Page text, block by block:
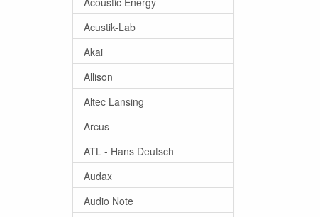
Acustik-Lab
Akai
Allison
Altec Lansing
Arcus
ATL - Hans Deutsch
Audax
Audio Note